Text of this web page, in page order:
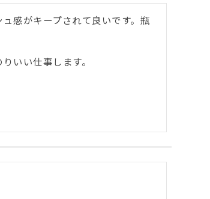
感がキープされて良いです。瓶